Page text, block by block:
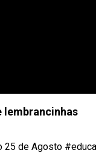
lembrancinhas
de Agosto